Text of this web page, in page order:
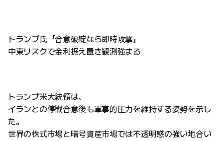
トランプ氏「合意破綻なら即時攻撃」
中東リスクで金利据え置き観測強まる
トランプ米大統領は、
イランとの停戦合意後も軍事的圧力を維持する姿勢を示し
た。
世界の株式市場と暗号資産市場では不透明感の強い地合い